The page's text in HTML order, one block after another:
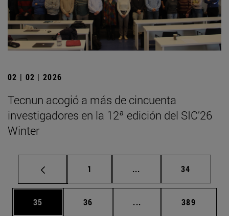
02 | 02 | 2026
Tecnun acogió a más de cincuenta
investigadores en la 12ª edición del SIC’26
Winter
Página
1 ... Páginas intermedias
Página
34
Página
35 Página
36 ... Páginas intermedias
Página
389